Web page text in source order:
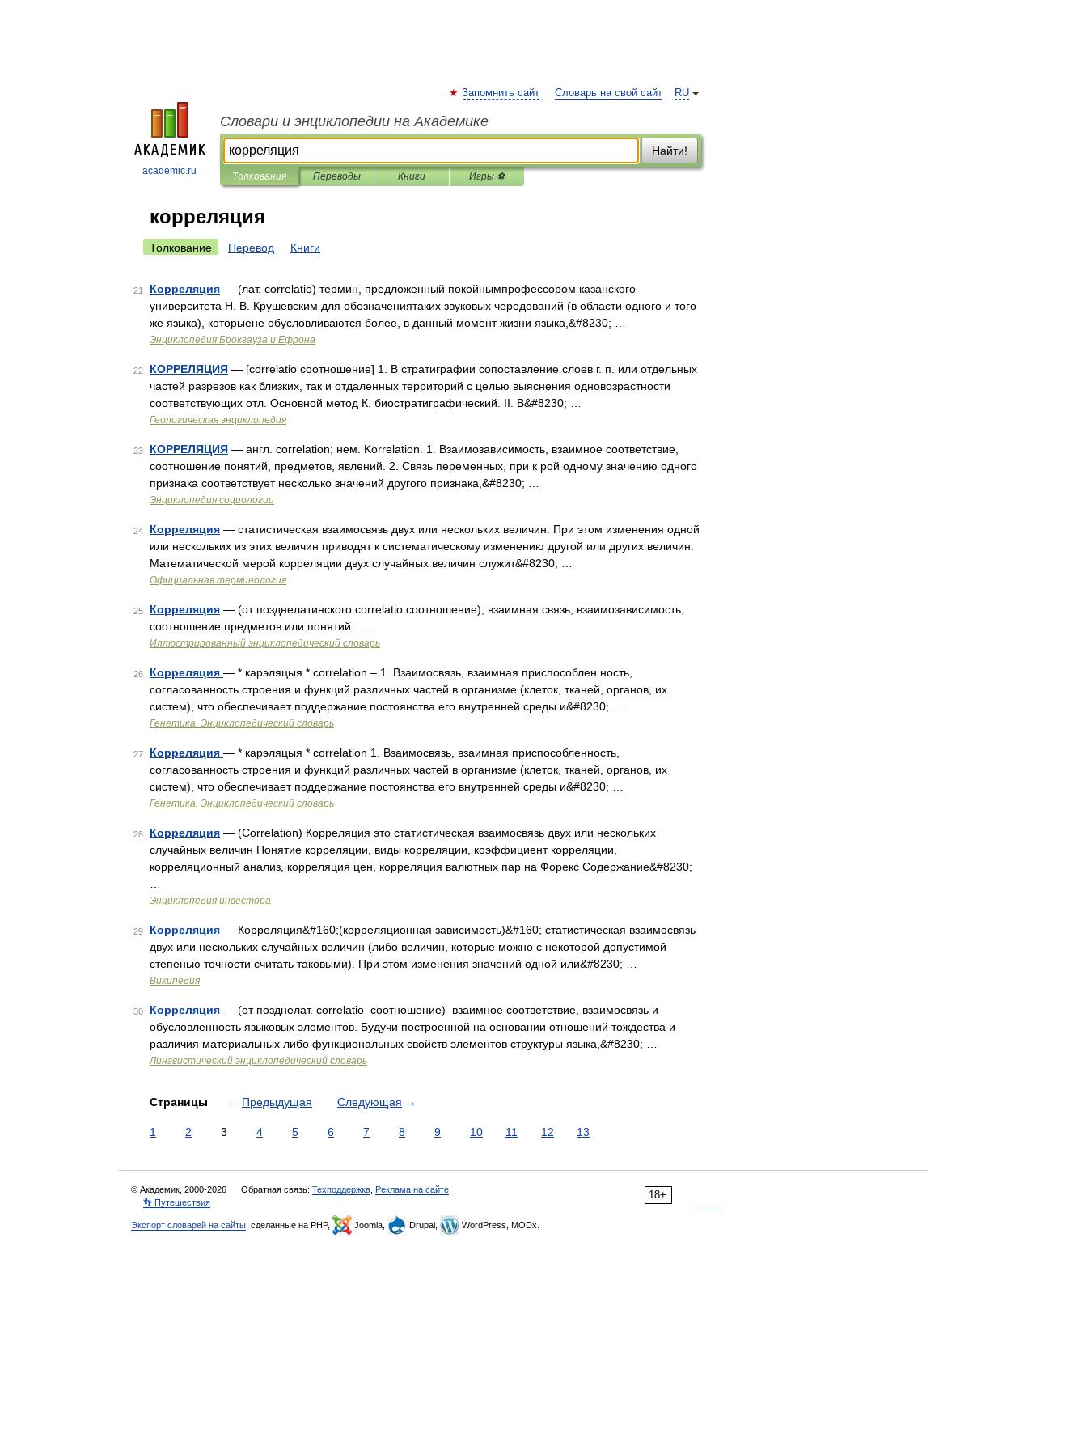
academic.ru
RU
Запомнить сайт Словарь на свой сайт
Словари и энциклопедии на Академике
Найти!
Толкования Переводы Книги Игры ⚽
корреляция
Толкование Перевод Книги
21 Корреляция — (лат. correlatio) термин, предложенный покойнымпрофессором казанского
университета Н. В. Крушевским для обозначениятаких звуковых чередований (в области одного и того
же языка), которыене обусловливаются более, в данный момент жизни языка,&#8230; …
Энциклопедия Брокгауза и Ефрона
22 КОРРЕЛЯЦИЯ — [correlatio соотношение] 1. В стратиграфии сопоставление слоев г. п. или отдельных
частей разрезов как близких, так и отдаленных территорий с целью выяснения одновозрастности
соответствующих отл. Основной метод К. биостратиграфический. II. В&#8230; …
Геологическая энциклопедия
23 КОРРЕЛЯЦИЯ — англ. correlation; нем. Korrelation. 1. Взаимозависимость, взаимное соответствие,
соотношение понятий, предметов, явлений. 2. Связь переменных, при к рой одному значению одного
признака соответствует несколько значений другого признака,&#8230; …
Энциклопедия социологии
24 Корреляция — статистическая взаимосвязь двух или нескольких величин. При этом изменения одной
или нескольких из этих величин приводят к систематическому изменению другой или других величин.
Математической мерой корреляции двух случайных величин служит&#8230; …
Официальная терминология
25 Корреляция — (от позднелатинского correlatio соотношение), взаимная связь, взаимозависимость,
соотношение предметов или понятий. …
Иллюстрированный энциклопедический словарь
26 Корреляция — * карэляцыя * correlation – 1. Взаимосвязь, взаимная приспособлен ность,
согласованность строения и функций различных частей в организме (клеток, тканей, органов, их
систем), что обеспечивает поддержание постоянства его внутренней среды и&#8230; …
Генетика. Энциклопедический словарь
27 Корреляция — * карэляцыя * correlation 1. Взаимосвязь, взаимная приспособленность,
согласованность строения и функций различных частей в организме (клеток, тканей, органов, их
систем), что обеспечивает поддержание постоянства его внутренней среды и&#8230; …
Генетика. Энциклопедический словарь
28 Корреляция — (Correlation) Корреляция это статистическая взаимосвязь двух или нескольких
случайных величин Понятие корреляции, виды корреляции, коэффициент корреляции,
корреляционный анализ, корреляция цен, корреляция валютных пар на Форекс Содержание&#8230;
Энциклопедия инвестора
29 Корреляция — Корреляция&#160;(корреляционная зависимость)&#160; статистическая взаимосвязь
двух или нескольких случайных величин (либо величин, которые можно с некоторой допустимой
степенью точности считать таковыми). При этом изменения значений одной или&#8230; …
Википедия
30 Корреляция — (от позднелат. correlatio соотношение) взаимное соответствие, взаимосвязь и
обусловленность языковых элементов. Будучи построенной на основании отношений тождества и
различия материальных либо функциональных свойств элементов структуры языка,&#8230; …
Лингвистический энциклопедический словарь
Страницы ← Предыдущая Следующая →
1 2 3 4 5 6 7 8 9 10 11 12 13
18+
© Академик, 2000-2026 Обратная связь: Техподдержка Реклама на сайте
👣 Путешествия
Экспорт словарей на сайты , сделанные на PHP, Joomla, Drupal, WordPress, MODx.